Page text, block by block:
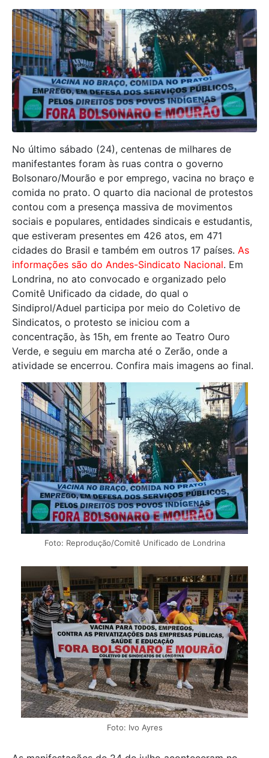
No último sábado (24), centenas de milhares de
manifestantes foram às ruas contra o governo
Bolsonaro/Mourão e por emprego, vacina no braço e
comida no prato. O quarto dia nacional de protestos
contou com a presença massiva de movimentos
sociais e populares, entidades sindicais e estudantis,
que estiveram presentes em 426 atos, em 471
cidades do Brasil e também em outros 17 países. As
informações são do Andes-Sindicato Nacional. Em
Londrina, no ato convocado e organizado pelo
Comitê Unificado da cidade, do qual o
Sindiprol/Aduel participa por meio do Coletivo de
Sindicatos, o protesto se iniciou com a
concentração, às 15h, em frente ao Teatro Ouro
Verde, e seguiu em marcha até o Zerão, onde a
atividade se encerrou. Confira mais imagens ao final.
Foto: Reprodução/Comitê Unificado de Londrina
Foto: Ivo Ayres